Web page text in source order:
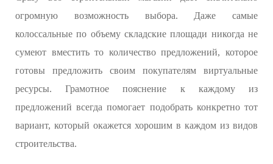
огромную возможность выбора. Даже самые
колоссальные по объему складские площади никогда не
сумеют вместить то количество предложений, которое
готовы предложить своим покупателям виртуальные
ресурсы. Грамотное пояснение к каждому из
предложений всегда помогает подобрать конкретно тот
вариант, который окажется хорошим в каждом из видов
строительства.